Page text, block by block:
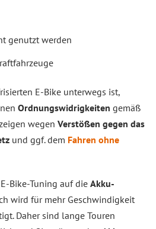
genutzt werden
E-Bike unterwegs ist,
Ordnungswidrigkeiten gemäß
wegen Verstößen gegen das
und ggf. dem Fahren ohne
Bike-Tuning auf die Akku-
wird für mehr Geschwindigkeit
Daher sind lange Touren